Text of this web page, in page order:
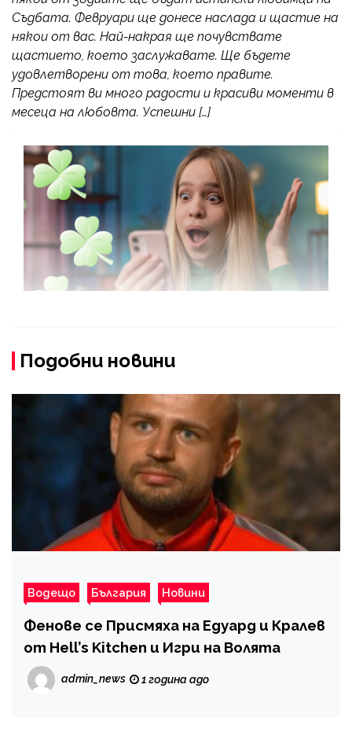
Съдбата. Февруари ще донесе наслада и щастие на
някои от вас. Най-накрая ще почувствате
щастието, което заслужавате. Ще бъдете
удовлетворени от това, което правите.
Предстоят ви много радости и красиви моменти в
месеца на любовта. Успешни […]
Подобни новини
Водещо България Новини
Фенове се Присмяха на Едуард и Кралев
от Hell’s Kitchen и Игри на Волята
admin_news 1 година ago